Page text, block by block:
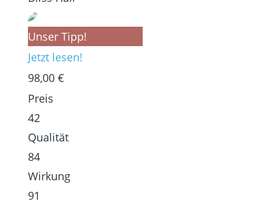
Unser Tipp!
Jetzt lesen!
98,00 €
Preis
42
Qualität
84
Wirkung
91